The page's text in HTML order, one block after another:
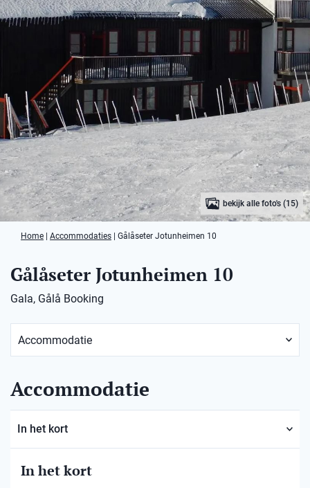
bekijk alle foto's (15)
Home Accommodaties Gålåseter Jotunheimen 10
Gålåseter Jotunheimen 10
Gala, Gålå Booking
Accommodatie
In het kort
In het kort